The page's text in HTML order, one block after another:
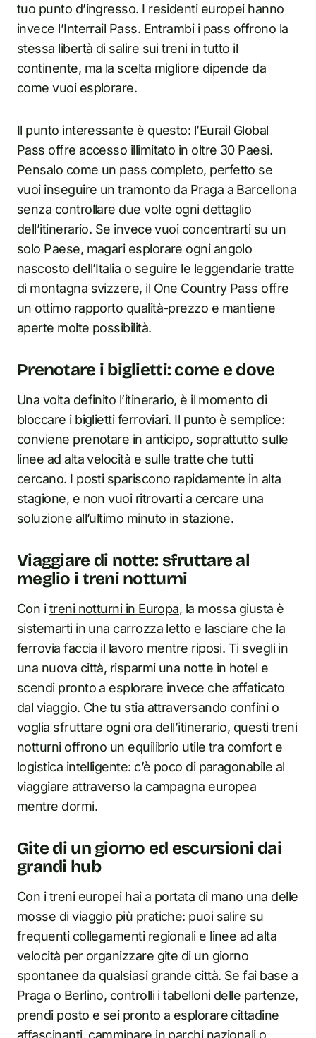
tuo punto d’ingresso. I residenti europei hanno
invece l’Interrail Pass. Entrambi i pass offrono la
stessa libertà di salire sui treni in tutto il
continente, ma la scelta migliore dipende da
come vuoi esplorare.
Il punto interessante è questo: l’Eurail Global
Pass offre accesso illimitato in oltre 30 Paesi.
Pensalo come un pass completo, perfetto se
vuoi inseguire un tramonto da Praga a Barcellona
senza controllare due volte ogni dettaglio
dell’itinerario. Se invece vuoi concentrarti su un
solo Paese, magari esplorare ogni angolo
nascosto dell’Italia o seguire le leggendarie tratte
di montagna svizzere, il One Country Pass offre
un ottimo rapporto qualità-prezzo e mantiene
aperte molte possibilità.
Prenotare i biglietti: come e dove
Una volta definito l’itinerario, è il momento di
bloccare i biglietti ferroviari. Il punto è semplice:
conviene prenotare in anticipo, soprattutto sulle
linee ad alta velocità e sulle tratte che tutti
cercano. I posti spariscono rapidamente in alta
stagione, e non vuoi ritrovarti a cercare una
soluzione all’ultimo minuto in stazione.
Viaggiare di notte: sfruttare al
meglio i treni notturni
Con itreni notturni in Europa, la mossa giusta è
sistemarti in una carrozza letto e lasciare che la
ferrovia faccia il lavoro mentre riposi. Ti svegli in
una nuova città, risparmi una notte in hotel e
scendi pronto a esplorare invece che affaticato
dal viaggio. Che tu stia attraversando confini o
voglia sfruttare ogni ora dell’itinerario, questi treni
notturni offrono un equilibrio utile tra comfort e
logistica intelligente: c’è poco di paragonabile al
viaggiare attraverso la campagna europea
mentre dormi.
Gite di un giorno ed escursioni dai
grandi hub
Con i treni europei hai a portata di mano una delle
mosse di viaggio più pratiche: puoi salire su
frequenti collegamenti regionali e linee ad alta
velocità per organizzare gite di un giorno
spontanee da qualsiasi grande città. Se fai base a
Praga o Berlino, controlli i tabelloni delle partenze,
prendi posto e sei pronto a esplorare cittadine
affascinanti, camminare in parchi nazionali o